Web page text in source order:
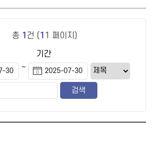
총 1 건 ( 1 1 페이지)
기간
~